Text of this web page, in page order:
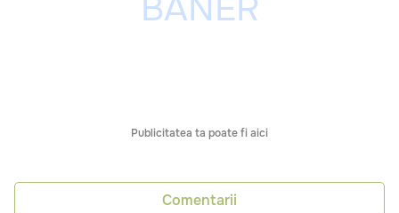
Publicitatea ta poate fi aici
Comentarii